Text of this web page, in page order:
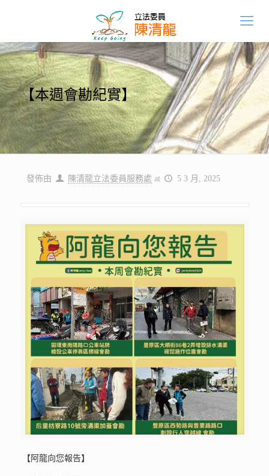
【本週會勘紀實】
發佈由 陳清龍立法委員服務處 at 5 3 月, 2025
【阿龍向您報告】